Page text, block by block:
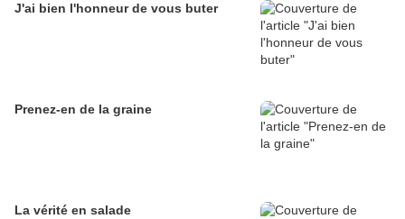
J'ai bien l'honneur de vous buter
Prenez-en de la graine
La vérité en salade